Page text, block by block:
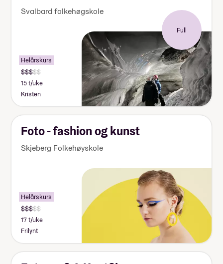
Svalbard folkehøgskole
Full
Helårskurs
15 t/uke
Kristen
Foto - fashion og kunst
Skjeberg Folkehøyskole
Helårskurs
17 t/uke
Frilynt